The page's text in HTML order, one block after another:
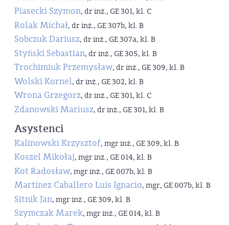
Piasecki Szymon, dr inż., GE 301, kl. C
Rolak Michał, dr inż., GE 307b, kl. B
Sobczuk Dariusz, dr inż., GE 307a, kl. B
Styński Sebastian, dr inż., GE 305, kl. B
Trochimiuk Przemysław, dr inż., GE 309, kl. B
Wolski Kornel, dr inż., GE 302, kl. B
Wrona Grzegorz, dr inż., GE 301, kl. C
Zdanowski Mariusz, dr inż., GE 301, kl. B
Asystenci
Kalinowski Krzysztof, mgr inż., GE 309, kl. B
Koszel Mikołaj, mgr inż., GE 014, kl. B
Kot Radosław, mgr inż., GE 007b, kl. B
Martinez Caballero Luis Ignacio, mgr, GE 007b, kl. B
Sitnik Jan, mgr inż., GE 309, kl. B
Szymczak Marek, mgr inż., GE 014, kl. B